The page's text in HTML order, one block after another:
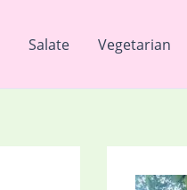
Salate Vegetarian